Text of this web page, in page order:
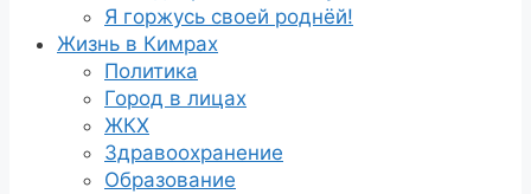
Я горжусь своей роднёй!
Жизнь в Кимрах
Политика
Город в лицах
ЖКХ
Здравоохранение
Образование